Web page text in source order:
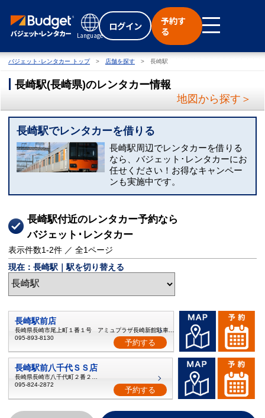
Language
ログイン
予約す
る
バジェット･レンタカー トップ 店舗を探す 長崎駅
長崎駅(長崎県)のレンタカー情報
地図から探す＞
長崎駅でレンタカーを借りる
長崎駅周辺でレンタカーを借りる
なら、バジェット･レンタカーにお
任せください！お得なキャンペー
ンも実施中です。
長崎駅付近のレンタカー予約なら
バジェット･レンタカー
表示件数1-2件 ／ 全1ページ
現在：長崎駅｜駅を切り替える
長崎駅前店
095-893-8130
予約する
長崎駅前八千代ＳＳ店
長崎県長崎市八千代町２番２５号
095-824-2872
予約する